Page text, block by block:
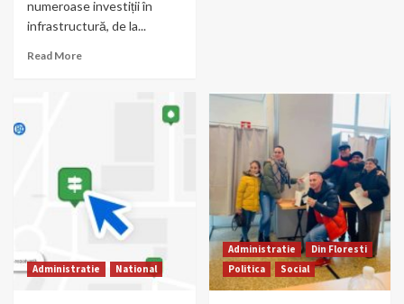
numeroase investiții în
infrastructură, de la...
Read More
Administratie National
Administratie
Din Floresti
Politica
Social